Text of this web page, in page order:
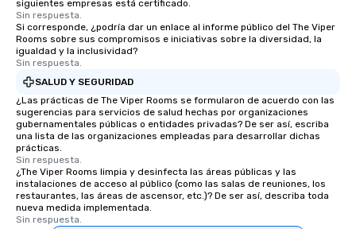
siguientes empresas está certificado.
Sin respuesta.
Si corresponde, ¿podría dar un enlace al informe público del The Viper
Rooms sobre sus compromisos e iniciativas sobre la diversidad, la
igualdad y la inclusividad?
Sin respuesta.
SALUD Y SEGURIDAD
¿Las prácticas de The Viper Rooms se formularon de acuerdo con las
sugerencias para servicios de salud hechas por organizaciones
gubernamentales públicas o entidades privadas? De ser así, escriba
una lista de las organizaciones empleadas para desarrollar dichas
prácticas.
Sin respuesta.
¿The Viper Rooms limpia y desinfecta las áreas públicas y las
instalaciones de acceso al público (como las salas de reuniones, los
restaurantes, las áreas de ascensor, etc.)? De ser así, describa toda
nueva medida implementada.
Sin respuesta.